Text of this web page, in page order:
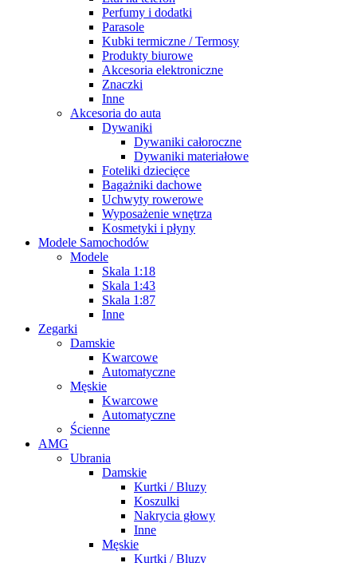
Perfumy i dodatki
Parasole
Kubki termiczne / Termosy
Produkty biurowe
Akcesoria elektroniczne
Znaczki
Inne
Akcesoria do auta
Dywaniki
Dywaniki całoroczne
Dywaniki materiałowe
Foteliki dziecięce
Bagażniki dachowe
Uchwyty rowerowe
Wyposażenie wnętrza
Kosmetyki i płyny
Modele Samochodów
Modele
Skala 1:18
Skala 1:43
Skala 1:87
Inne
Zegarki
Damskie
Kwarcowe
Automatyczne
Męskie
Kwarcowe
Automatyczne
Ścienne
AMG
Ubrania
Damskie
Kurtki / Bluzy
Koszulki
Nakrycia głowy
Inne
Męskie
Kurtki / Bluzy